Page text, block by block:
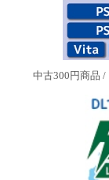
中古300円商品 /